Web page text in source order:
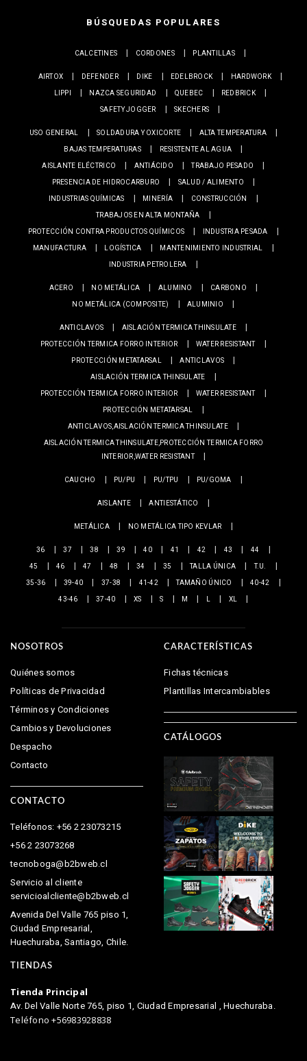
BÚSQUEDAS POPULARES
CALCETINES CORDONES PLANTILLAS
AIRTOX DEFENDER DIKE EDELBROCK
HARDWORK
LIPPI
NAZCA SEGURIDAD QUEBEC
REDBRICK
SAFETY JOGGER
SKECHERS
USO GENERAL SOLDADURA Y OXICORTE
ALTA TEMPERATURA
BAJAS TEMPERATURAS
RESISTENTE AL AGUA
AISLANTE ELÉCTRICO
ANTIÁCIDO
TRABAJO PESADO
PRESENCIA DE HIDROCARBURO
SALUD / ALIMENTO
INDUSTRIAS QUÍMICAS
MINERÍA
CONSTRUCCIÓN
TRABAJOS EN ALTA MONTAÑA
PROTECCIÓN CONTRA PRODUCTOS QUÍMICOS
INDUSTRIA PESADA
MANUFACTURA
LOGÍSTICA
MANTENIMIENTO INDUSTRIAL
INDUSTRIA PETROLERA
ACERO NO METÁLICA ALUMINO
CARBONO
NO METÁLICA (COMPOSITE)
ALUMINIO
ANTICLAVOS
AISLACIÓN TERMICA THINSULATE
PROTECCIÓN TERMICA FORRO INTERIOR
WATER RESISTANT
PROTECCIÓN METATARSAL
ANTICLAVOS
AISLACIÓN TERMICA THINSULATE
PROTECCIÓN TERMICA FORRO INTERIOR
WATER RESISTANT
PROTECCIÓN METATARSAL
ANTICLAVOS,AISLACIÓN TERMICA THINSULATE
AISLACIÓN TERMICA THINSULATE,PROTECCIÓN TERMICA FORRO
INTERIOR,WATER RESISTANT
CAUCHO PU/PU PU/TPU PU/GOMA
AISLANTE ANTIESTÁTICO
METÁLICA NO METÁLICA TIPO KEVLAR
36 37 38 39 40 41 42 43
44
45
46 47 48 34 35 TALLA ÚNICA
T.U.
35-36
39-40 37-38 41-42 TAMAÑO ÚNICO
40-42
43-46
37-40 XS S M L XL
NOSOTROS
Quiénes somos
Políticas de Privacidad
Términos y Condiciones
Cambios y Devoluciones
Despacho
Contacto
CONTACTO
Teléfonos: +56 2 23073215
+56 2 23073268
tecnoboga@b2bweb.cl
Servicio al cliente
servicioalcliente@b2bweb.cl
Avenida Del Valle 765 piso 1,
Ciudad Empresarial,
Huechuraba, Santiago, Chile.
CARACTERÍSTICAS
Fichas técnicas
Plantillas Intercambiables
CATÁLOGOS
TIENDAS
Tienda Principal
Av. Del Valle Norte 765, piso 1, Ciudad Empresarial , Huechuraba.
Teléfono +56983928838